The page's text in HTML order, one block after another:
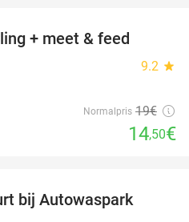
+ meet & feed
9.2 star
Normalpris 19€
14,50€
bij Autowaspark